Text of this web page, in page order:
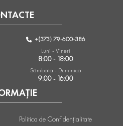
Politica de Confidențialitate
+(373) 79-600-386
Luni - Vineri
8:00 - 18:00
Sâmbătă - Duminică
9:00 - 16:00